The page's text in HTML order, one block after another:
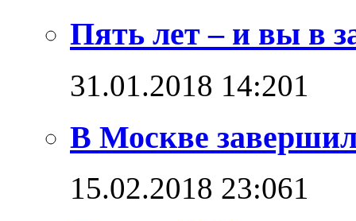
Пять лет – и вы в
31.01.2018 14:201
В Москве
15.02.2018 23:061